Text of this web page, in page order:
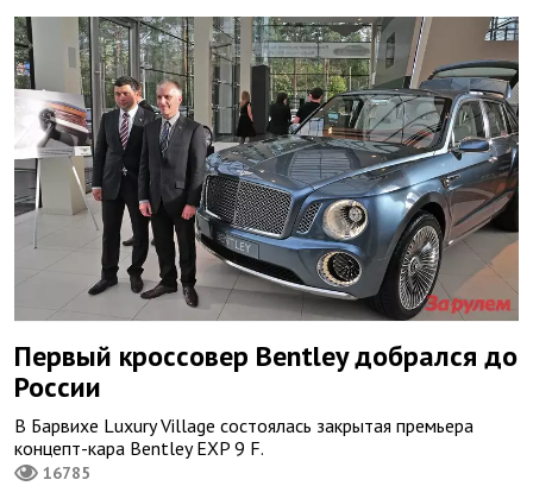
Первый кроссовер Bentley добрался до
России
В Барвихе Luxury Village состоялась закрытая премьера
концепт-кара Bentley EXP 9 F.
16785